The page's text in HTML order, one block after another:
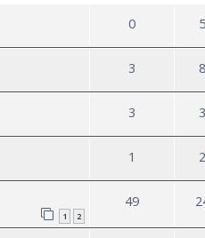
0
3
3
1
1 2
49